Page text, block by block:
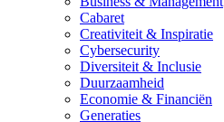
Cabaret
Creativiteit & Inspiratie
Cybersecurity
Diversiteit & Inclusie
Duurzaamheid
Economie & Financiën
Generaties